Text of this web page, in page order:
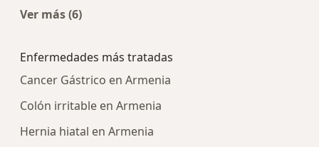
Ver más (6)
Enfermedades más tratadas
Cancer Gástrico en Armenia
Colón irritable en Armenia
Hernia hiatal en Armenia